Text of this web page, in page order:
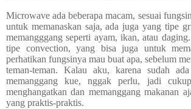
Microwave ada beberapa macam, sesuai
untuk memanaskan saja, ada juga yang tipe
memangggang seperti ayam, ikan, atau
tipe convection, yang bisa juga untuk
perhatikan fungsinya mau buat apa, sebelum
teman-teman. Kalau aku, karena sudah
memanggang kue, nggak perlu, jadi
menghangatkan dan memanggang makanan
yang praktis-praktis.